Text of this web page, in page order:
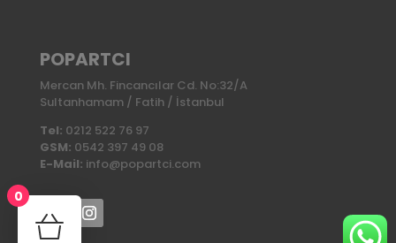
POPARTCI
Mercan Mh. Fincancılar Cd. No:32/A
Sultanhamam / Fatih / İstanbul
Tel: 0212 522 76 97
GSM: 0542 397 49 08
E-Mail: info@popartci.com
0